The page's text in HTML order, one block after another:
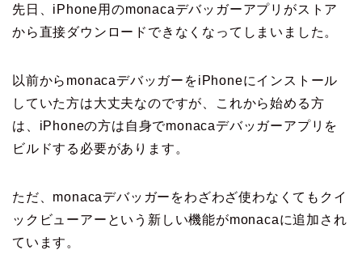
先日、iPhone用のmonacaデバッガーアプリがストア
から直接ダウンロードできなくなってしまいました。
以前からmonacaデバッガーをiPhoneにインストール
していた方は大丈夫なのですが、これから始める方
は、iPhoneの方は自身でmonacaデバッガーアプリを
ビルドする必要があります。
ただ、monacaデバッガーをわざわざ使わなくてもクイ
ックビューアーという新しい機能がmonacaに追加され
ています。